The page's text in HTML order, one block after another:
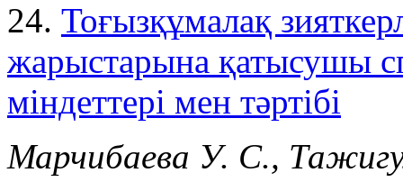
24. Тоғызқұмалақ
жарыстарына қатысушы
міндеттері мен тәртібі
Марчибаева У. С.,